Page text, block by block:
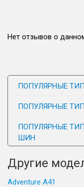
Нет отзывов о
ПОПУЛЯРНЫЕ
ПОПУЛЯРНЫЕ
ПОПУЛЯРНЫЕ
ШИН
Другие
Adventure A41